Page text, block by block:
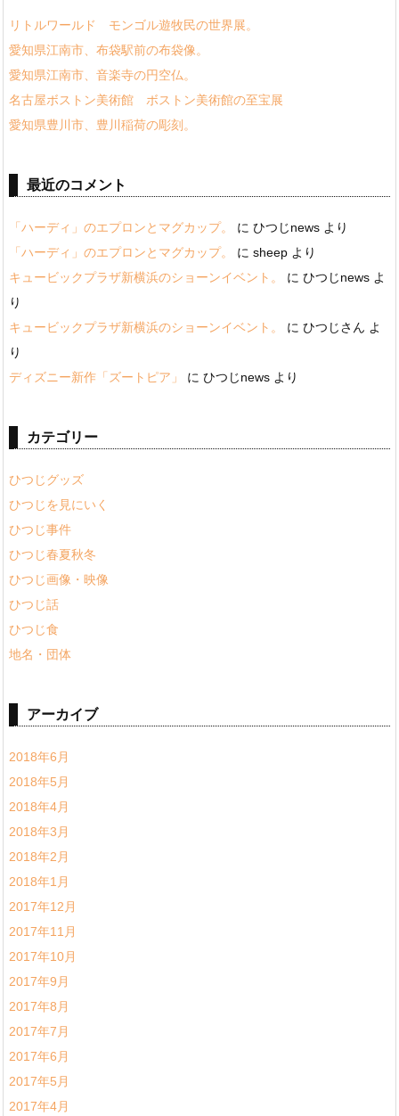
リトルワールド モンゴル遊牧民の世界展。
愛知県江南市、布袋駅前の布袋像。
愛知県江南市、音楽寺の円空仏。
名古屋ボストン美術館 ボストン美術館の至宝展
愛知県豊川市、豊川稲荷の彫刻。
最近のコメント
「ハーディ」のエプロンとマグカップ。 に ひつじnews より
「ハーディ」のエプロンとマグカップ。
に sheep より
キュービックプラザ新横浜のショーンイベント。
に ひつじnews よ
り
キュービックプラザ新横浜のショーンイベント。
に ひつじさん よ
り
ディズニー新作「ズートピア」
に ひつじnews より
カテゴリー
ひつじグッズ
ひつじを見にいく
ひつじ事件
ひつじ春夏秋冬
ひつじ画像・映像
ひつじ話
ひつじ食
地名・団体
アーカイブ
2018年6月
2018年5月
2018年4月
2018年3月
2018年2月
2018年1月
2017年12月
2017年11月
2017年10月
2017年9月
2017年8月
2017年7月
2017年6月
2017年5月
2017年4月